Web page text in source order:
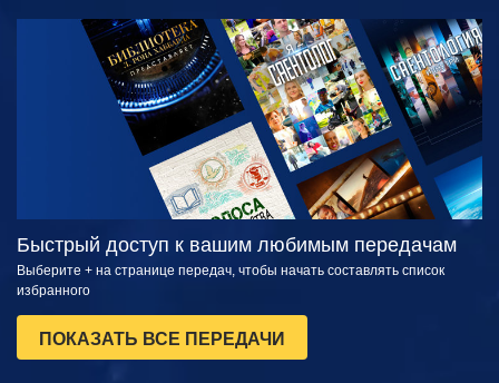
СМОТРЕТЬ
СМОТРЕТЬ
ПЕРЕДАЧИ
Быстрый доступ к вашим любимым передачам
Выберите + на странице передач, чтобы начать составлять список
избранного
ПОКАЗАТЬ ВСЕ ПЕРЕДАЧИ